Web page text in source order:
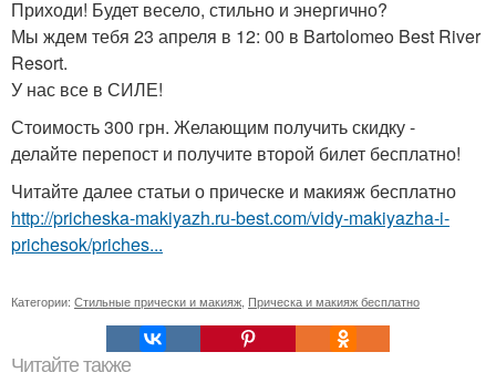
Приходи! Будет весело, стильно и энергично?
Мы ждем тебя 23 апреля в 12: 00 в Bartolomeo Best River
Resort.
У нас все в СИЛЕ!
Стоимость 300 грн. Желающим получить скидку -
делайте перепост и получите второй билет бесплатно!
Читайте далее статьи о прическе и макияж бесплатно
http://pricheska-makiyazh.ru-best.com/vidy-makiyazha-i-
prichesok/priches...
Категории: Стильные прически и макияж Прическа и макияж бесплатно
Читайте также